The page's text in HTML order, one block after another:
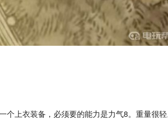
上衣装备，必须要的能力是力气8。重量很轻